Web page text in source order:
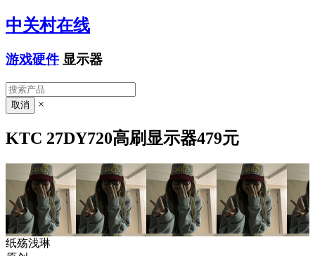
中关村在线
游戏硬件 显示器
×
KTC 27DY720高刷显示器479元
纸殇浅琳